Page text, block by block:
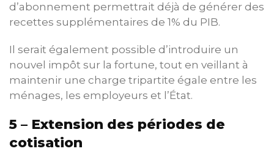
d’abonnement permettrait déjà de générer des
recettes supplémentaires de 1% du PIB.
Il serait également possible d’introduire un
nouvel impôt sur la fortune, tout en veillant à
maintenir une charge tripartite égale entre les
ménages, les employeurs et l’État.
5 – Extension des périodes de
cotisation